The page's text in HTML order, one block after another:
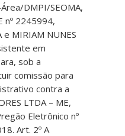
DMPI/SEOMA,
nº 2245994,
MIRIAM NUNES
em
sob a
comissão para
contra a
LTDA – ME,
Eletrônico nº
Art. 2º A